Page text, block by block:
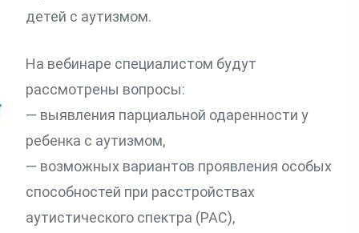
детей с аутизмом.
На вебинаре специалистом будут
рассмотрены вопросы:
— выявления парциальной одаренности у
ребенка с аутизмом,
— возможных вариантов проявления особых
способностей при расстройствах
аутистического спектра (РАС),